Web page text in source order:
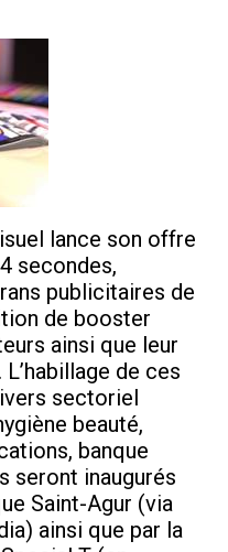
lance son offre
secondes,
publicitaires de
de booster
ainsi que leur
de ces
sectoriel
beauté,
banque
seront inaugurés
Saint-Agur (via
ainsi que par la